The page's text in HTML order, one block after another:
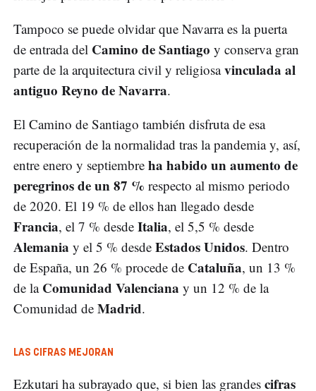
Tampoco se puede olvidar que Navarra es la puerta
de entrada del Camino de Santiago y conserva gran
parte de la arquitectura civil y religiosavinculada al
antiguo Reyno de Navarra.
El Camino de Santiago también disfruta de esa
recuperación de la normalidad tras la pandemia y, así,
entre enero y septiembre ha habido un aumento de
peregrinos de un 87 % respecto al mismo periodo
de 2020. El 19 % de ellos han llegado desde
Francia, el 7 % desde Italia, el 5,5 % desde
Alemania y el 5 % desde Estados Unidos. Dentro
de España, un 26 % procede de Cataluña, un 13 %
de la Comunidad Valenciana y un 12 % de la
Comunidad de Madrid.
LAS CIFRAS MEJORAN
Ezkutari ha subrayado que, si bien las grandes cifras